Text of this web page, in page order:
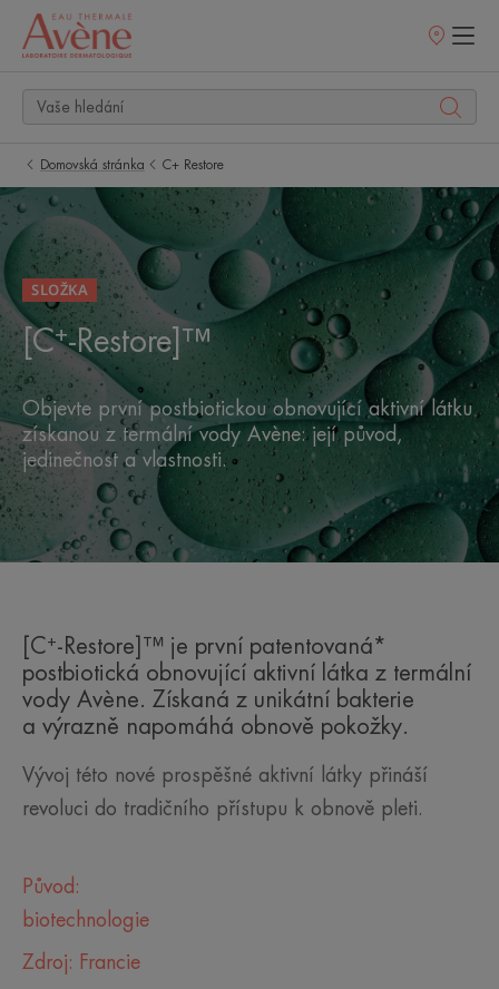
Prodejní
Domovská stránka C+ Restore
SLOŽKA
[C+-Restore]™
Objevte první postbiotickou obnovující aktivní látku
získanou z termální vody Avène: její původ,
jedinečnost a vlastnosti.
[C+-Restore]™ je první patentovaná*
postbiotická obnovující aktivní látka z termální
vody Avène. Získaná z unikátní bakterie
a výrazně napomáhá obnově pokožky.
Vývoj této nové prospěšné aktivní látky přináší
revoluci do tradičního přístupu k obnově pleti.
Původ:
biotechnologie
Zdroj: Francie